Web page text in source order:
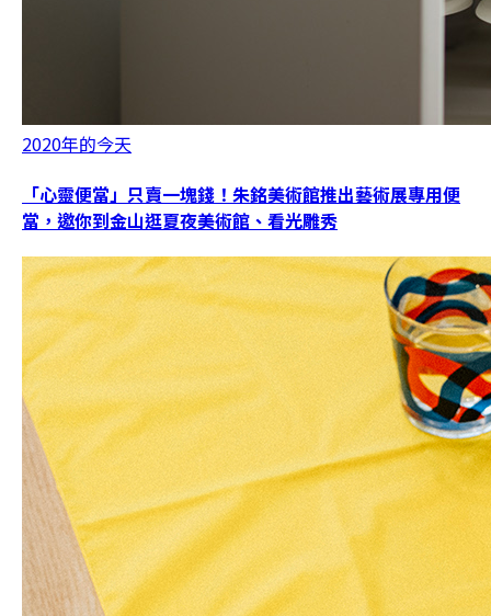
2020年的今天
「心靈便當」只賣一塊錢！朱銘美術館推出藝術展專用便
當，邀你到金山逛夏夜美術館、看光雕秀